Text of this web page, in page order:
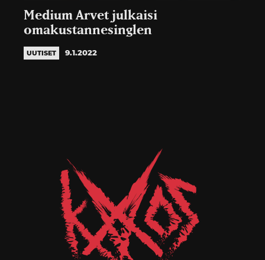
Medium Arvet julkaisi
omakustannesinglen
UUTISET 9.1.2022